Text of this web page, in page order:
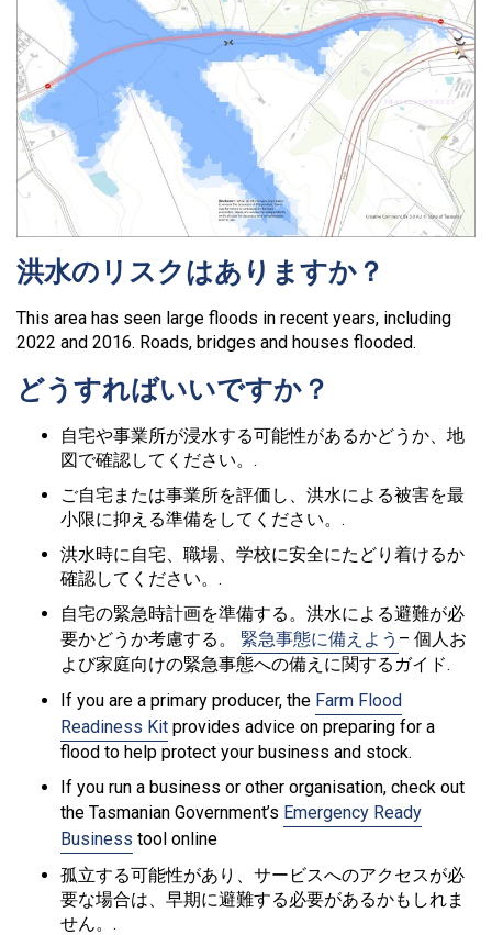
洪水のリスクはありますか？
This area has seen large floods in recent years, including
2022 and 2016. Roads, bridges and houses flooded.
どうすればいいですか？
自宅や事業所が浸水する可能性があるかどうか、地
図で確認してください。.
ご自宅または事業所を評価し、洪水による被害を最
小限に抑える準備をしてください。.
洪水時に自宅、職場、学校に安全にたどり着けるか
確認してください。.
自宅の緊急時計画を準備する。洪水による避難が必
要かどうか考慮する。 緊急事態に備えよう – 個人お
よび家庭向けの緊急事態への備えに関するガイド.
If you are a primary producer, the Farm Flood
Readiness Kit provides advice on preparing for a
flood to help protect your business and stock.
If you run a business or other organisation, check out
the Tasmanian Government’s Emergency Ready
Business tool online
孤立する可能性があり、サービスへのアクセスが必
要な場合は、早期に避難する必要があるかもしれま
せん。.